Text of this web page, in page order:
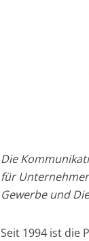
Die
für
Gewerbe und
Seit 1994 ist die